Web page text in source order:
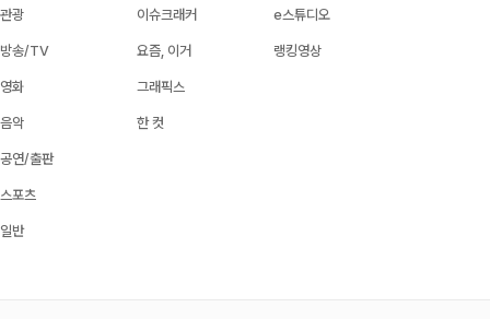
관광
방송/TV
영화
음악
공연/출판
스포츠
일반
이슈크래커
요즘, 이거
그래픽스
한 컷
e스튜디오
랭킹영상